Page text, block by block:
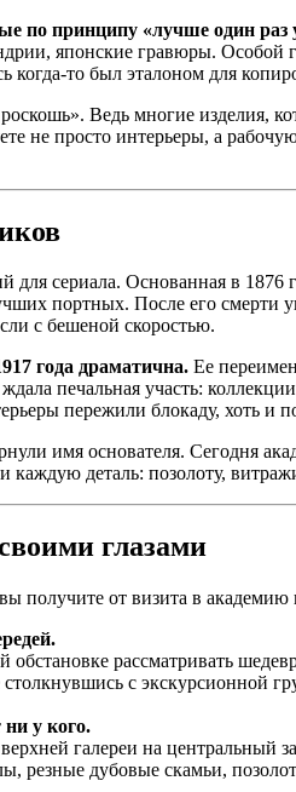
по принципу «лучше один раз
японские гравюры. Особой
когда-то был эталоном для
Ведь многие изделия,
не просто интерьеры, а
для сериала. Основанная в 1876
портных. После его
с бешеной скоростью.
года драматична. Ее
печальная участь:
пережили блокаду, хоть и
имя основателя. Сегодня
каждую деталь: позолоту,
глазами
получите от визита в академию
рассматривать
с экскурсионной
у кого.
галереи на
резные дубовые скамьи,